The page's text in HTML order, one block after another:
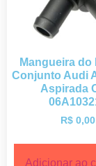
Mangueira do
Conjunto Audi
Aspirada
R$ 0,00
Adicionar ao